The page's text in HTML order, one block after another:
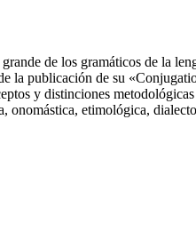
de los gramáticos de la
la publicación de su
y distinciones metodológicas
onomástica, etimológica,